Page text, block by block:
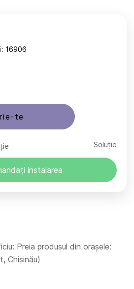
16906
te
Soluție
instalarea
Preia produsul din orașele:
Chișinău)